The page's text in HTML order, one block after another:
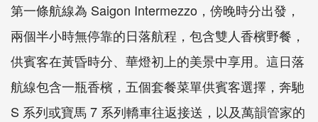
第一條航線為 Saigon Intermezzo，傍晚時分出發，
兩個半小時無停靠的日落航程，包含雙人香檳野餐，
供賓客在黃昏時分、華燈初上的美景中享用。這日落
航線包含一瓶香檳，五個套餐菜單供賓客選擇，奔馳
S 系列或寶馬 7 系列轎車往返接送，以及萬韻管家的